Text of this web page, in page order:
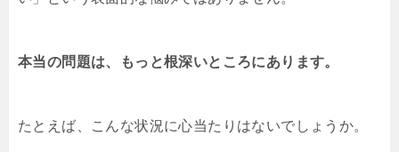
本当の問題は、もっと根深いところにあります。
たとえば、こんな状況に心当たりはないでしょうか。